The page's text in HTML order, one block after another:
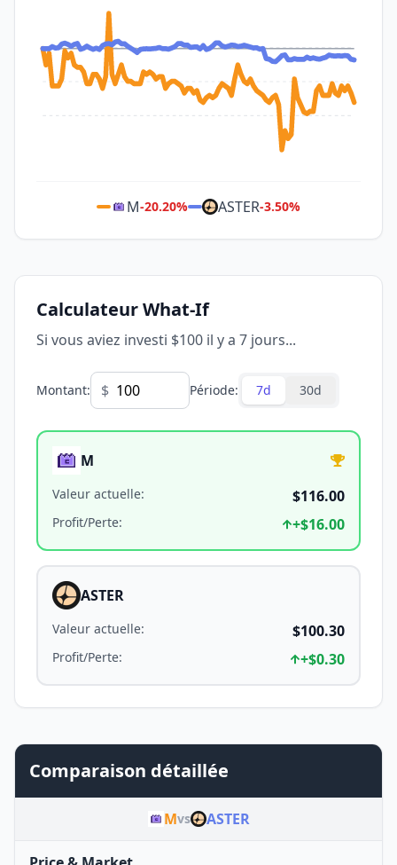
M-20.20% ASTER-3.50%
Calculateur What-If
Si vous aviez investi $100 il y a 7 jours...
Montant: $ Période: 7d 30d
M
Valeur actuelle: $116.00
Profit/Perte: +$16.00
ASTER
Valeur actuelle: $100.30
Profit/Perte: +$0.30
Comparaison détaillée
Mvs ASTER